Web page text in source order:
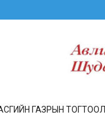
ГАЗРЫН ТОГТООЛ